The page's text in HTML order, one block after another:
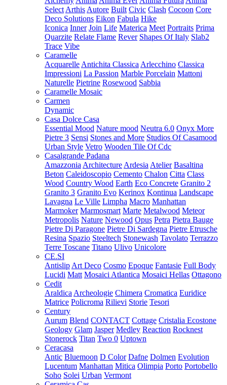
Select Arthis Autore Built Civic Clash Cocoon Core
Deco Solutions Eikon Fabula Hike
Iconica Inner Join Life Materica Meet Portraits Prima
Quarzite Relate Flame Rever Shapes Of Italy Slab2
Trace Vibe
Caramelle
Acquarelle Antichita Classica Arlecchino Classica
Impressioni La Passion Marble Porcelain Mattoni
Naturelle Pietrine Rosewood Sabbia
Caramelle Mosaic
Carmen
Dynamic
Casa Dolce Casa
Essential Mood Nature mood Neutra 6.0 Onyx More
Pietre 3 Sensi Stones and More Studios Of Casamood
Urban Style Vetro Wooden Tile Of Cdc
Casalgrande Padana
Amazzonia Architecture Ardesia Atelier Basaltina
Beton Caleidoscopio Cemento Chalon Citta Class
Wood Country Wood Earth Eco Concrete Granito 2
Granito 3 Granito Evo Kerinox Kontinua Landscape
Lavagna Le Ville Limpha Macro Manhattan
Marmoker Marmosmart Marte Metalwood Meteor
Metropolis Nature Newood Opus Petra Pietra Bauge
Pietre Di Paragone Pietre Di Sardegna Pietre Etrusche
Resina Spazio Steeltech Stonewash Tavolato Terrazzo
Terre Toscane Titano Ulivo Unicolore
CE.SI
Antislip Art Deco Cosmo Epoque Fantasie Full Body
Lucidi Matt Mosaici Atlantica Mosaici Hellas Ottagono
Cedit
Araldica Archeologie Chimera Cromatica Euridice
Matrice Policroma Rilievi Storie Tesori
Century
Aurum Blend CONTACT Cottage Cristalia Ecostone
Geology Glam Jasper Medley Reaction Rocknest
Stonerock Titan Two 0 Uptown
Ceracasa
Antic Bluemoon D Color Dafne Dolmen Evolution
Lucentum Manhattan Mitica Olimpia Porto Portobello
Soho Solei Urban Vermont